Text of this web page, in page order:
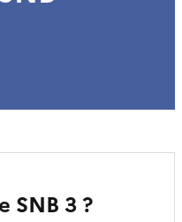
SNB 3 ?